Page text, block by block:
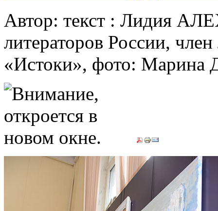
Автор: текст : Лидия
литераторов России,
«Истоки», фото: